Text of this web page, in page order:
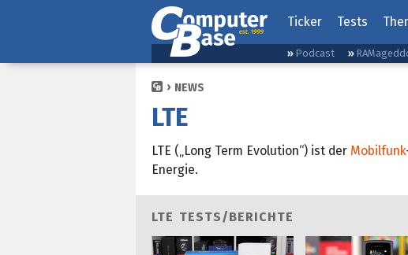
Ticker Tests
Podcast
NEWS
LTE
LTE („Long Term Evolution“) ist der Mobilfunk
Energie.
LTE TESTS/BERICHTE